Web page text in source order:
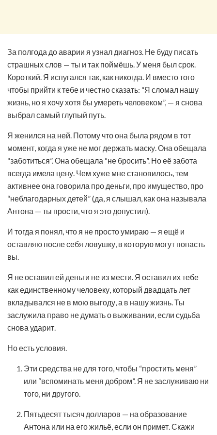
За полгода до аварии я узнал диагноз. Не буду писать
страшных слов — ты и так поймёшь. У меня был срок.
Короткий. Я испугался так, как никогда. И вместо того
чтобы прийти к тебе и честно сказать: “Я сломал нашу
жизнь, но я хочу хотя бы умереть человеком”, — я снова
выбрал самый глупый путь.
Я женился на ней. Потому что она была рядом в тот
момент, когда я уже не мог держать маску. Она обещала
“заботиться”. Она обещала “не бросить”. Но её забота
всегда имела цену. Чем хуже мне становилось, тем
активнее она говорила про деньги, про имущество, про
“неблагодарных детей” (да, я слышал, как она называла
Антона — ты прости, что я это допустил).
И тогда я понял, что я не просто умираю — я ещё и
оставляю после себя ловушку, в которую могут попасть
вы.
Я не оставил ей деньги не из мести. Я оставил их тебе
как единственному человеку, который двадцать лет
вкладывался не в мою выгоду, а в нашу жизнь. Ты
заслужила право не думать о выживании, если судьба
снова ударит.
Но есть условия.
Эти средства не для того, чтобы “простить меня”
или “вспоминать меня добром”. Я не заслуживаю ни
того, ни другого.
Пятьдесят тысяч долларов — на образование
Антона или на его жильё, если он примет. Скажи